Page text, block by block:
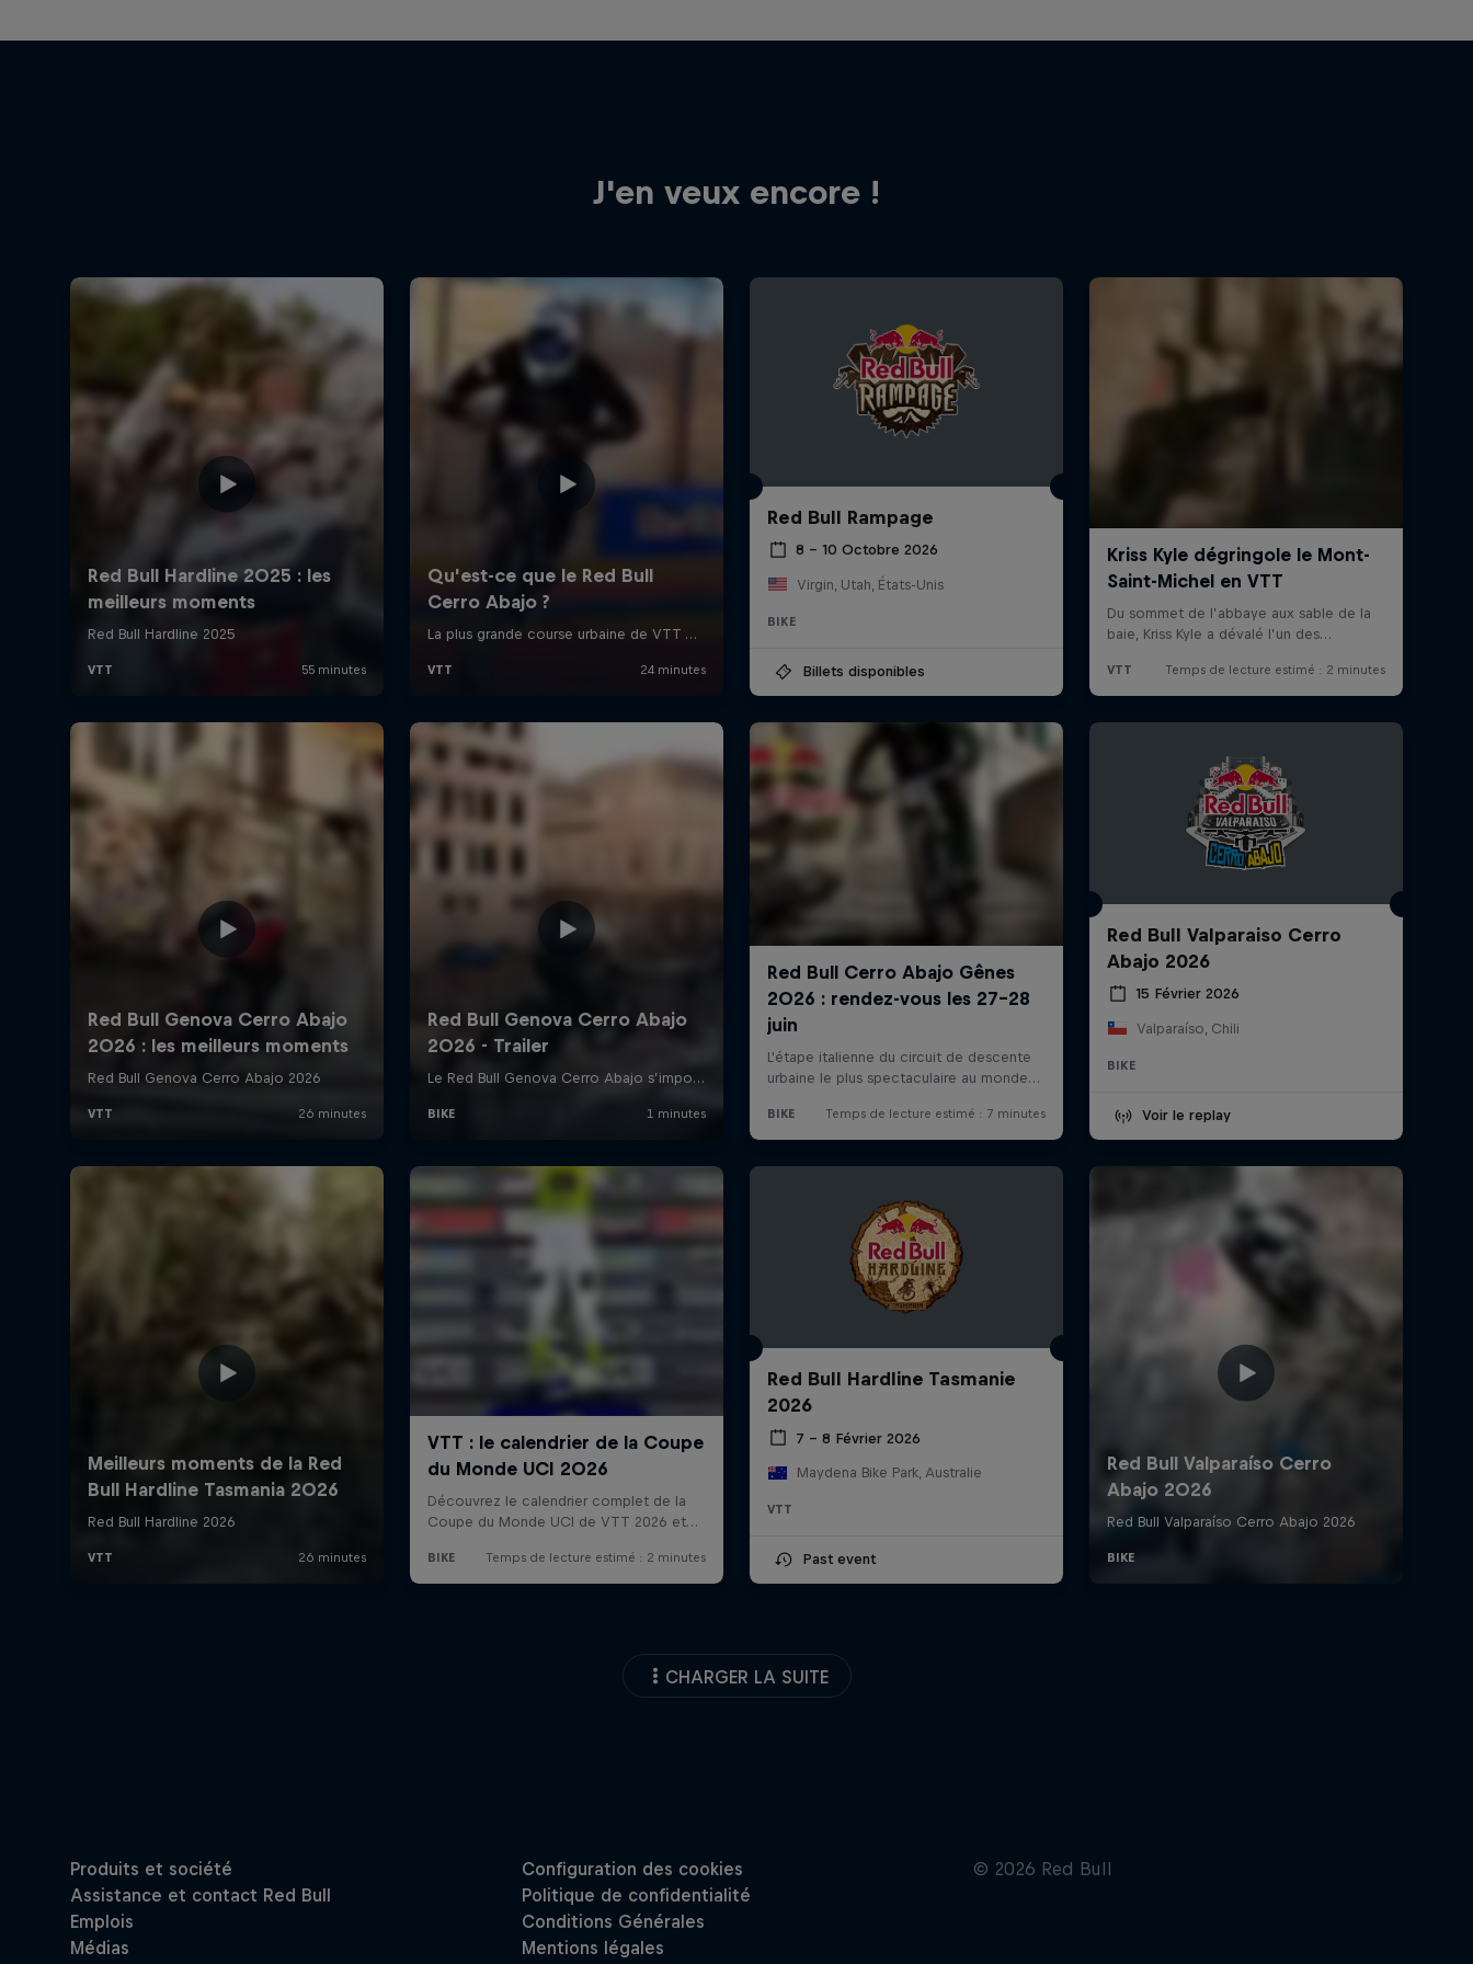
J'en veux encore !
Red Bull Rampage
8 – 10 Octobre 2026
Virgin, Utah, États-Unis
BIKE
Billets disponibles
Red Bull Valparaiso Cerro
Abajo 2026
15 Février 2026
Valparaíso, Chili
BIKE
Voir le replay
Red Bull Hardline Tasmanie
2026
7 – 8 Février 2026
Maydena Bike Park, Australie
VTT
Past event
CHARGER LA SUITE